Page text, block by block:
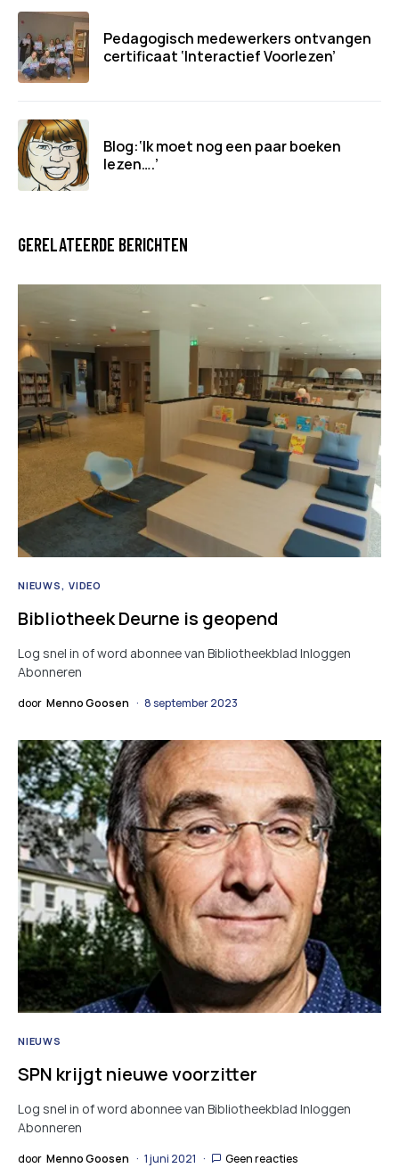
Pedagogisch medewerkers ontvangen
certificaat ‘Interactief Voorlezen’
Blog:‘Ik moet nog een paar boeken
lezen….’
GERELATEERDE BERICHTEN
NIEUWS VIDEO
Bibliotheek Deurne is geopend
Log snel in of word abonnee van Bibliotheekblad Inloggen
Abonneren
door Menno Goosen 8 september 2023
NIEUWS
SPN krijgt nieuwe voorzitter
Log snel in of word abonnee van Bibliotheekblad Inloggen
Abonneren
door Menno Goosen 1 juni 2021 Geen reacties